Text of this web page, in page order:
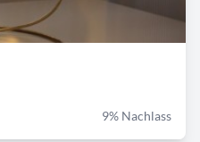
9% Nachlass